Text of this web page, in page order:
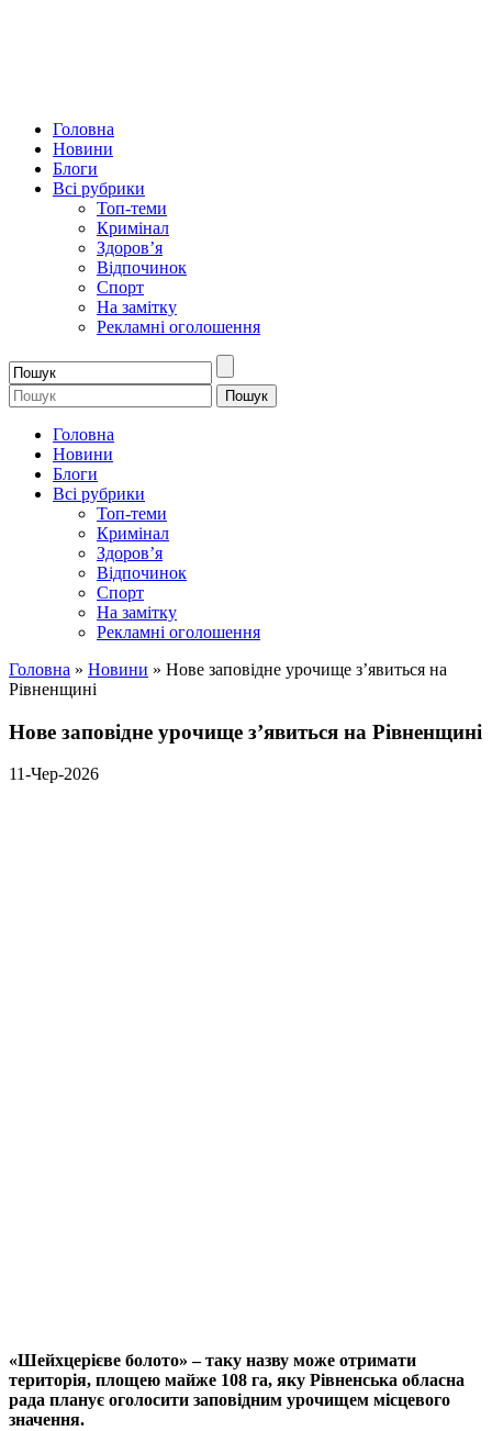
Головна
Новини
Блоги
Всі рубрики
Топ-теми
Кримінал
Здоров’я
Відпочинок
Спорт
На замітку
Рекламні оголошення
Головна
Новини
Блоги
Всі рубрики
Топ-теми
Кримінал
Здоров’я
Відпочинок
Спорт
На замітку
Рекламні оголошення
Головна » Новини » Нове заповідне урочище з’явиться на
Рівненщині
Нове заповідне урочище з’явиться на Рівненщині
11-Чер-2026
«Шейхцерієве болото» – таку назву може отримати
територія, площею майже 108 га, яку Рівненська обласна
рада планує оголосити заповідним урочищем місцевого
значення.